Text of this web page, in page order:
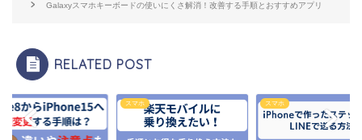
Galaxyスマホキーボードの使いにくさ解消！改善する手順とおすすめアプリ
RELATED POST
スマホ スマホ